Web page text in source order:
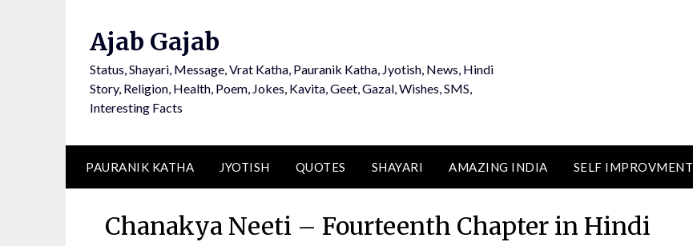
Ajab Gajab
Status, Shayari, Message, Vrat Katha, Pauranik Katha, Jyotish, News, Hindi
Story, Religion, Health, Poem, Jokes, Kavita, Geet, Gazal, Wishes, SMS,
Interesting Facts
PAURANIK KATHA JYOTISH QUOTES SHAYARI AMAZING INDIA SELF IMPROVMENT
Chanakya Neeti – Fourteenth Chapter in Hindi